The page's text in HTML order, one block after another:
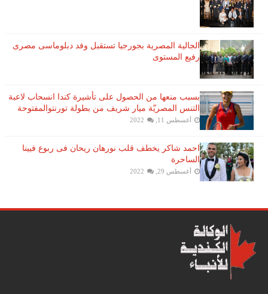
الجالية المصرية بجورجيا تستقبل وفد دبلوماسى مصرى
رفيع المستوى
بسبب منعها من الحصول على تأشيرة كندا انسحاب لاعبة ​
التنس​ المصريّة ​ميار شريف​ من بطولة ​تورنتو​المفتوحة
أغسطس 11, 2022
احمد شاكر يخطف قلب نورهان ريحان فى ربوع فيينا
الساحرة
أغسطس 29, 2022